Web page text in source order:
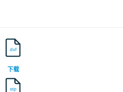
dxf
下载
stp